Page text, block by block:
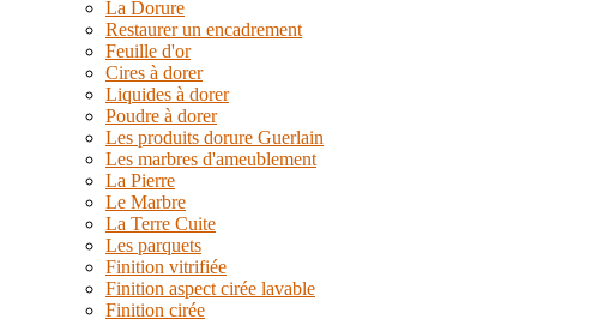
La Dorure
Restaurer un encadrement
Feuille d'or
Cires à dorer
Liquides à dorer
Poudre à dorer
Les produits dorure Guerlain
Les marbres d'ameublement
La Pierre
Le Marbre
La Terre Cuite
Les parquets
Finition vitrifiée
Finition aspect cirée lavable
Finition cirée